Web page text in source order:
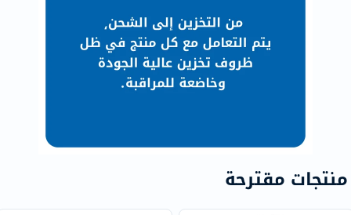
منتجات مقترحة